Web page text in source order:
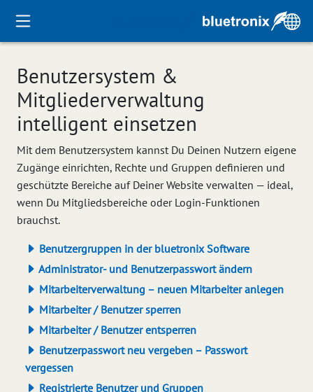
Benutzersystem &
Mitgliederverwaltung
intelligent einsetzen
Mit dem Benutzersystem kannst Du Deinen Nutzern eigene
Zugänge einrichten, Rechte und Gruppen definieren und
geschützte Bereiche auf Deiner Website verwalten — ideal,
wenn Du Mitgliedsbereiche oder Login-Funktionen
brauchst.
Benutzergruppen in der bluetronix Software
Administrator- und Benutzerpasswort ändern
Mitarbeiterverwaltung – neuen Mitarbeiter anlegen
Mitarbeiter / Benutzer sperren
Mitarbeiter / Benutzer entsperren
Benutzerpasswort neu vergeben – Passwort
vergessen
Registrierte Benutzer und Gruppen